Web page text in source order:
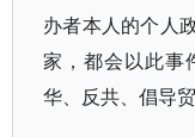
办者本人的个人
家，都会以此事
华、反共、倡导